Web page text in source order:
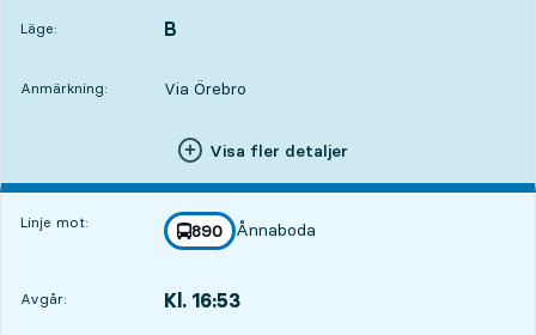
Läge:
LÄGE, B
,
Anmärkning: Via Örebro
Visa fler detaljer
Linje mot: linje
890
mot
Ånnaboda
,
Avgår: Kl. 16:53